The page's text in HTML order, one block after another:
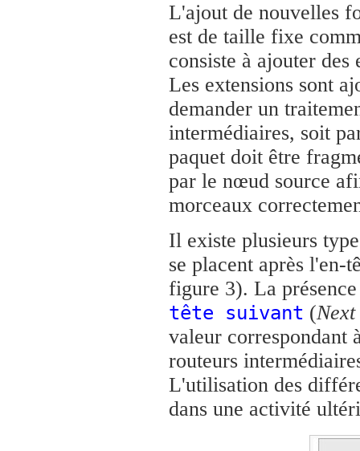
L'ajout de nouvelles
est de taille fixe
consiste à ajouter
Les extensions sont
demander un
intermédiaires, soit
paquet doit être
par le nœud source
morceaux
Il existe plusieurs
se placent après l'en-
figure 3). La
tête suivant (
valeur correspondant
routeurs
L'utilisation des
dans une activité